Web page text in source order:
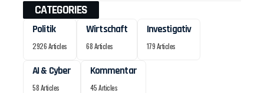
CATEGORIES
Politik
2926 Articles
Wirtschaft
68 Articles
Investigativ
179 Articles
AI & Cyber
58 Articles
Kommentar
45 Articles